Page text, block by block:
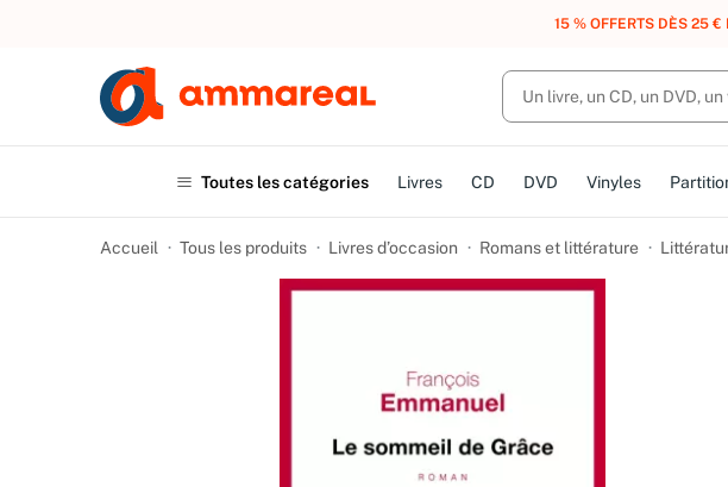
UN ACHAT, DES POINTS, DES
Toutes les catégories Livres CD DVD Vinyles
Accueil Tous les produits Livres d’occasion Romans et littérature